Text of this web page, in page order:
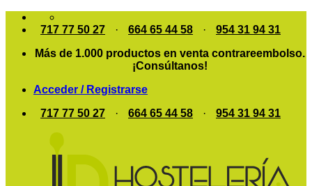
Saltar
717 77 50 27 · 664 65 44 58 ·
954 31 94 31
Más de 1.000 productos en venta contrareembolso.
¡Consúltanos!
Acceder / Registrarse
717 77 50 27
· 664 65 44 58 · 954 31 94 31